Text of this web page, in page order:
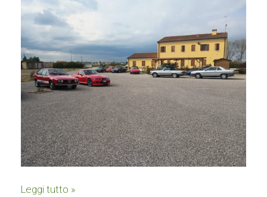
Leggi tutto »